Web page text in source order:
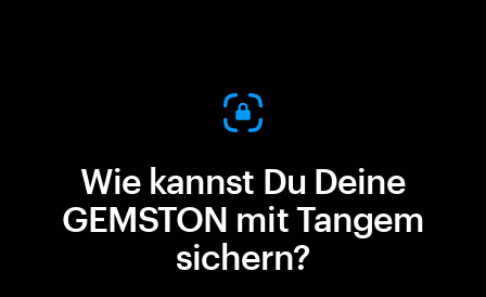
Wie kannst Du Deine
GEMSTON mit Tangem
sichern?